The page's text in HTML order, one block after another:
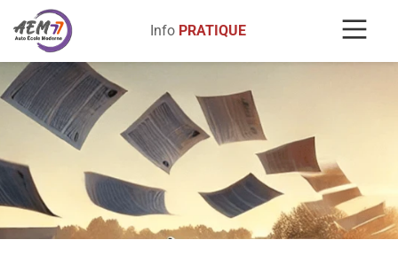
Info PRATIQUE